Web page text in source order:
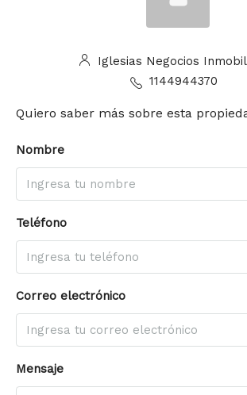
Iglesias Negocios
1144944370
Quiero saber más sobre esta
Nombre
Teléfono
Correo electrónico
Mensaje